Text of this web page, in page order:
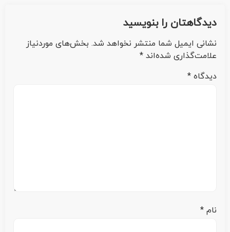
دیدگاهتان را بنویسید
نشانی ایمیل شما منتشر نخواهد شد. بخش‌های موردنیاز
علامت‌گذاری شده‌اند *
دیدگاه *
نام *